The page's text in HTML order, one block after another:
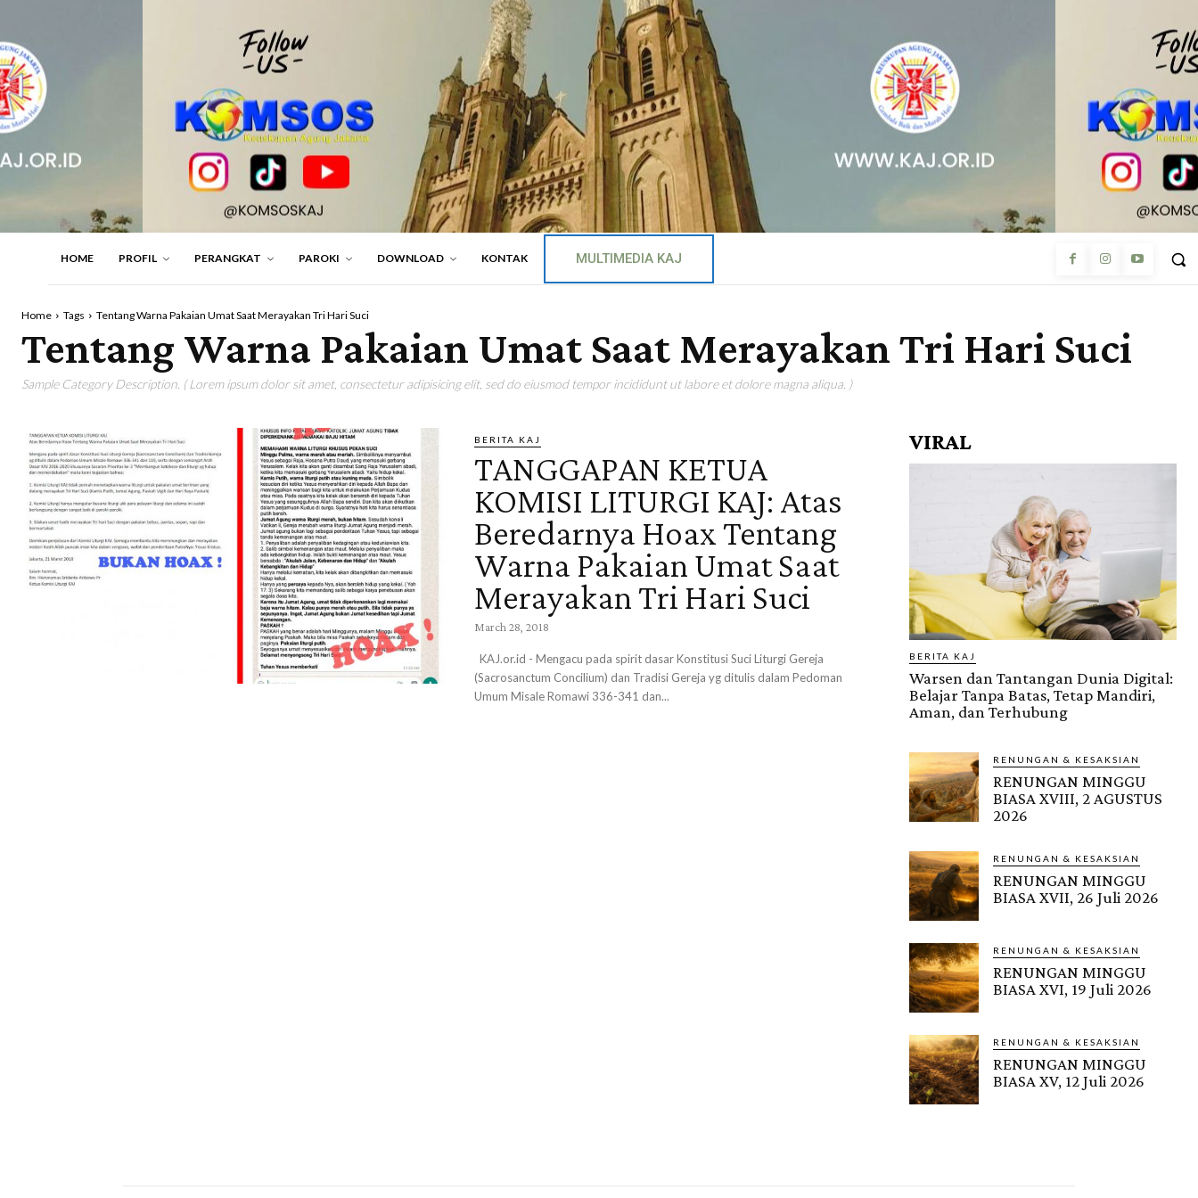
HOME PROFIL PERANGKAT PAROKI DOWNLOAD KONTAK MULTIMEDIA KAJ
Home Tags Tentang Warna Pakaian Umat Saat Merayakan Tri Hari Suci
Tentang Warna Pakaian Umat Saat Merayakan Tri Hari Suci
Sample Category Description. ( Lorem ipsum dolor sit amet, consectetur adipisicing elit, sed do eiusmod tempor incididunt ut labore et dolore magna aliqua. )
BERITA KAJ
TANGGAPAN KETUA
KOMISI LITURGI KAJ: Atas
Beredarnya Hoax Tentang
Warna Pakaian Umat Saat
Merayakan Tri Hari Suci
March 28, 2018
KAJ.or.id - Mengacu pada spirit dasar Konstitusi Suci Liturgi Gereja
(Sacrosanctum Concilium) dan Tradisi Gereja yg ditulis dalam Pedoman
Umum Misale Romawi 336-341 dan...
VIRAL
BERITA KAJ
Warsen dan Tantangan Dunia Digital:
Belajar Tanpa Batas, Tetap Mandiri,
Aman, dan Terhubung
RENUNGAN & KESAKSIAN
RENUNGAN MINGGU
BIASA XVIII, 2 AGUSTUS
2026
RENUNGAN & KESAKSIAN
RENUNGAN MINGGU
BIASA XVII, 26 Juli 2026
RENUNGAN & KESAKSIAN
RENUNGAN MINGGU
BIASA XVI, 19 Juli 2026
RENUNGAN & KESAKSIAN
RENUNGAN MINGGU
BIASA XV, 12 Juli 2026